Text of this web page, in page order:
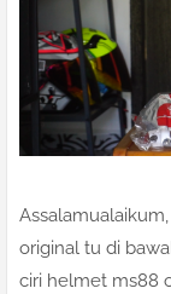
original tu di
ciri helmet ms88